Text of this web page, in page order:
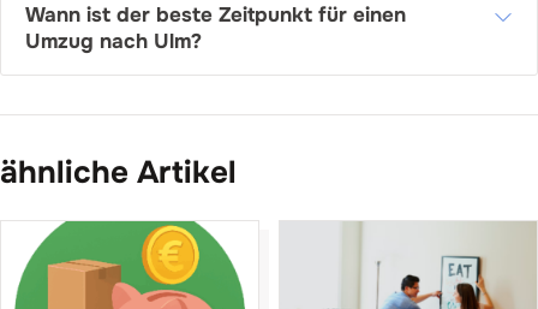
Wann ist der beste Zeitpunkt für einen
Umzug nach Ulm?
ähnliche Artikel